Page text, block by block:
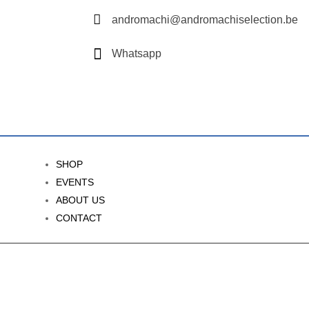
 andromachi@andromachiselection.be
 Whatsapp
SHOP
EVENTS
ABOUT US
CONTACT